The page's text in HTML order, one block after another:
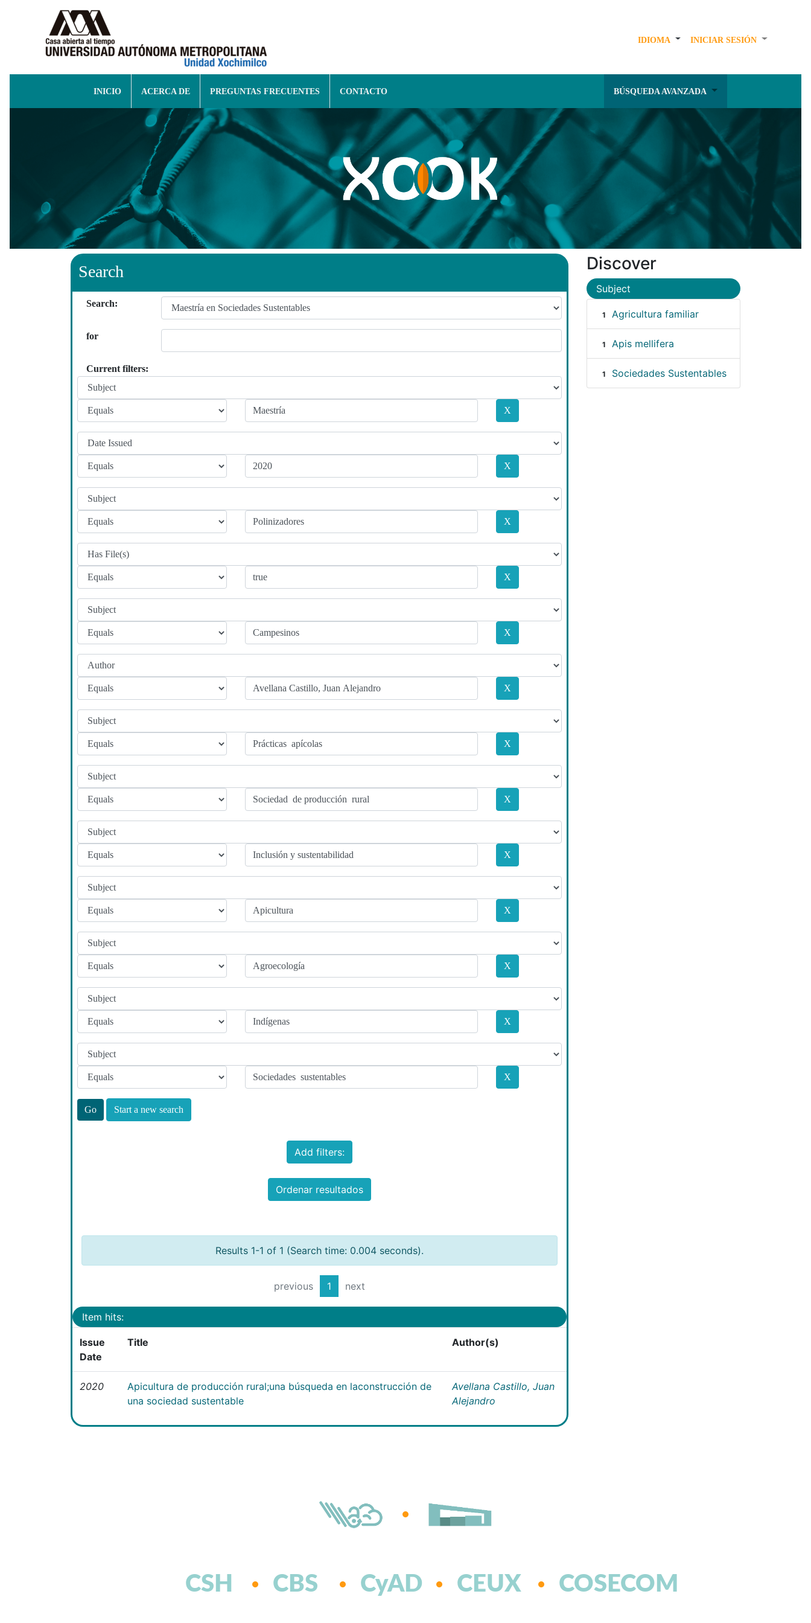
IDIOMA INICIAR SESIÓN
INICIO ACERCA DE PREGUNTAS FRECUENTES CONTACTO BÚSQUEDA AVANZADA
Search
Search:
for
Current filters:
Start a new search
Add filters:
Ordenar resultados
Results 1-1 of 1 (Search time: 0.004 seconds).
previous 1 next
Item hits:
Issue
Date
Title Author(s)
2020
Apicultura de producción rural;una búsqueda en laconstrucción de
una sociedad sustentable
Avellana Castillo, Juan
Alejandro
Discover
Subject
1 Agricultura familiar
1 Apis mellifera
1 Sociedades Sustentables
CSH CBS CyAD CEUX COSECOM